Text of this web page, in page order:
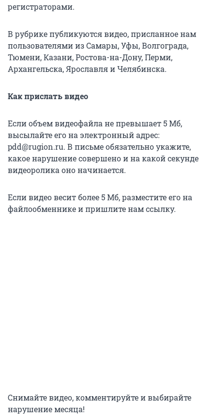
регистраторами.
В рубрике публикуются видео, присланное нам
пользователями из Самары, Уфы, Волгограда,
Тюмени, Казани, Ростова-на-Дону, Перми,
Архангельска, Ярославля и Челябинска.
Как прислать видео
Если объем видеофайла не превышает 5 Мб,
высылайте его на электронный адрес:
pdd@rugion.ru. В письме обязательно укажите,
какое нарушение совершено и на какой секунде
видеоролика оно начинается.
Если видео весит более 5 Мб, разместите его на
файлообменнике и пришлите нам ссылку.
Снимайте видео, комментируйте и выбирайте
нарушение месяца!